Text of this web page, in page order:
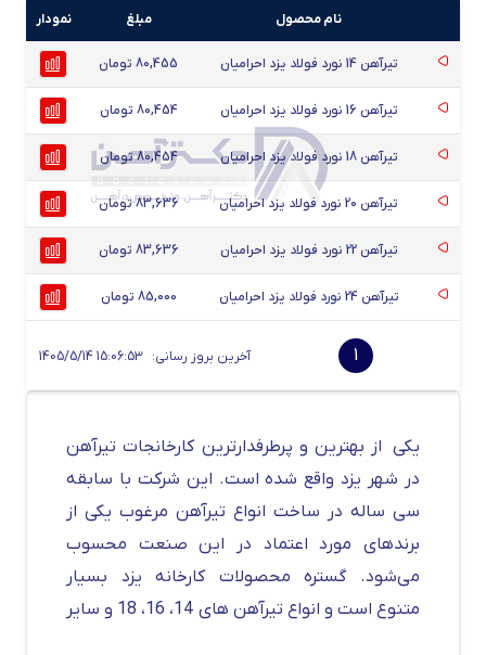
نام محصول مبلغ نمودار
تیرآهن 14 نورد فولاد یزد احرامیان 80,455 تومان
تیرآهن 16 نورد فولاد یزد احرامیان 80,454 تومان
تیرآهن 18 نورد فولاد یزد احرامیان 80,454 تومان
تیرآهن 20 نورد فولاد یزد احرامیان 83,636 تومان
تیرآهن 22 نورد فولاد یزد احرامیان 83,636 تومان
تیرآهن 24 نورد فولاد یزد احرامیان 85,000 تومان
1 آخرین بروز رسانی: 1405/5/14 15:06:53
یکی از بهترین و پرطرفدارترین کارخانجات تیرآهن
در شهر یزد واقع شده است. این شرکت با سابقه
سی ساله در ساخت انواع تیرآهن مرغوب یکی از
برندهای مورد اعتماد در این صنعت محسوب
می‌شود. گستره محصولات کارخانه یزد بسیار
متنوع است و انواع تیرآهن های 14، 16، 18 و سایر